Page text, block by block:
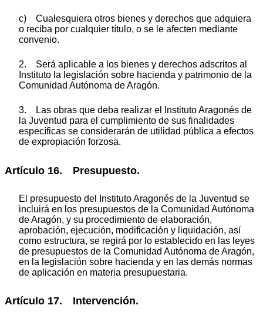
c) Cualesquiera otros bienes y derechos que adquiera
o reciba por cualquier título, o se le afecten mediante
convenio.
2. Será aplicable a los bienes y derechos adscritos al
Instituto la legislación sobre hacienda y patrimonio de la
Comunidad Autónoma de Aragón.
3. Las obras que deba realizar el Instituto Aragonés de
la Juventud para el cumplimiento de sus finalidades
específicas se considerarán de utilidad pública a efectos
de expropiación forzosa.
Artículo 16. Presupuesto.
El presupuesto del Instituto Aragonés de la Juventud se
incluirá en los presupuestos de la Comunidad Autónoma
de Aragón, y su procedimiento de elaboración,
aprobación, ejecución, modificación y liquidación, así
como estructura, se regirá por lo establecido en las leyes
de presupuestos de la Comunidad Autónoma de Aragón,
en la legislación sobre hacienda y en las demás normas
de aplicación en materia presupuestaria.
Artículo 17. Intervención.